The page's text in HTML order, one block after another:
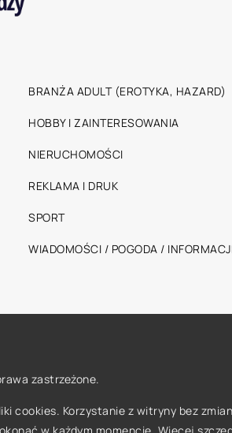
BRANŻA ADULT (EROTYKA, HAZARD)
HOBBY I ZAINTERESOWANIA
NIERUCHOMOŚCI
REKLAMA I DRUK
SPORT
WIADOMOŚCI / POGODA /
zastrzeżone.
cookies. Korzystanie z witryny bez